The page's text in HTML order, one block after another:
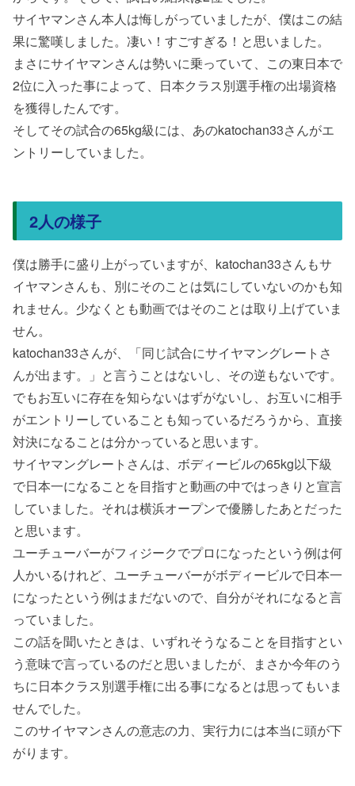
サイヤマンさん本人は悔しがっていましたが、僕はこの結
果に驚嘆しました。凄い！すごすぎる！と思いました。
まさにサイヤマンさんは勢いに乗っていて、この東日本で
2位に入った事によって、日本クラス別選手権の出場資格
を獲得したんです。
そしてその試合の65kg級には、あのkatochan33さんがエ
ントリーしていました。
2人の様子
僕は勝手に盛り上がっていますが、katochan33さんもサ
イヤマンさんも、別にそのことは気にしていないのかも知
れません。少なくとも動画ではそのことは取り上げていま
せん。
katochan33さんが、「同じ試合にサイヤマングレートさ
んが出ます。」と言うことはないし、その逆もないです。
でもお互いに存在を知らないはずがないし、お互いに相手
がエントリーしていることも知っているだろうから、直接
対決になることは分かっていると思います。
サイヤマングレートさんは、ボディービルの65kg以下級
で日本一になることを目指すと動画の中ではっきりと宣言
していました。それは横浜オープンで優勝したあとだった
と思います。
ユーチューバーがフィジークでプロになったという例は何
人かいるけれど、ユーチューバーがボディービルで日本一
になったという例はまだないので、自分がそれになると言
っていました。
この話を聞いたときは、いずれそうなることを目指すとい
う意味で言っているのだと思いましたが、まさか今年のう
ちに日本クラス別選手権に出る事になるとは思ってもいま
せんでした。
このサイヤマンさんの意志の力、実行力には本当に頭が下
がります。